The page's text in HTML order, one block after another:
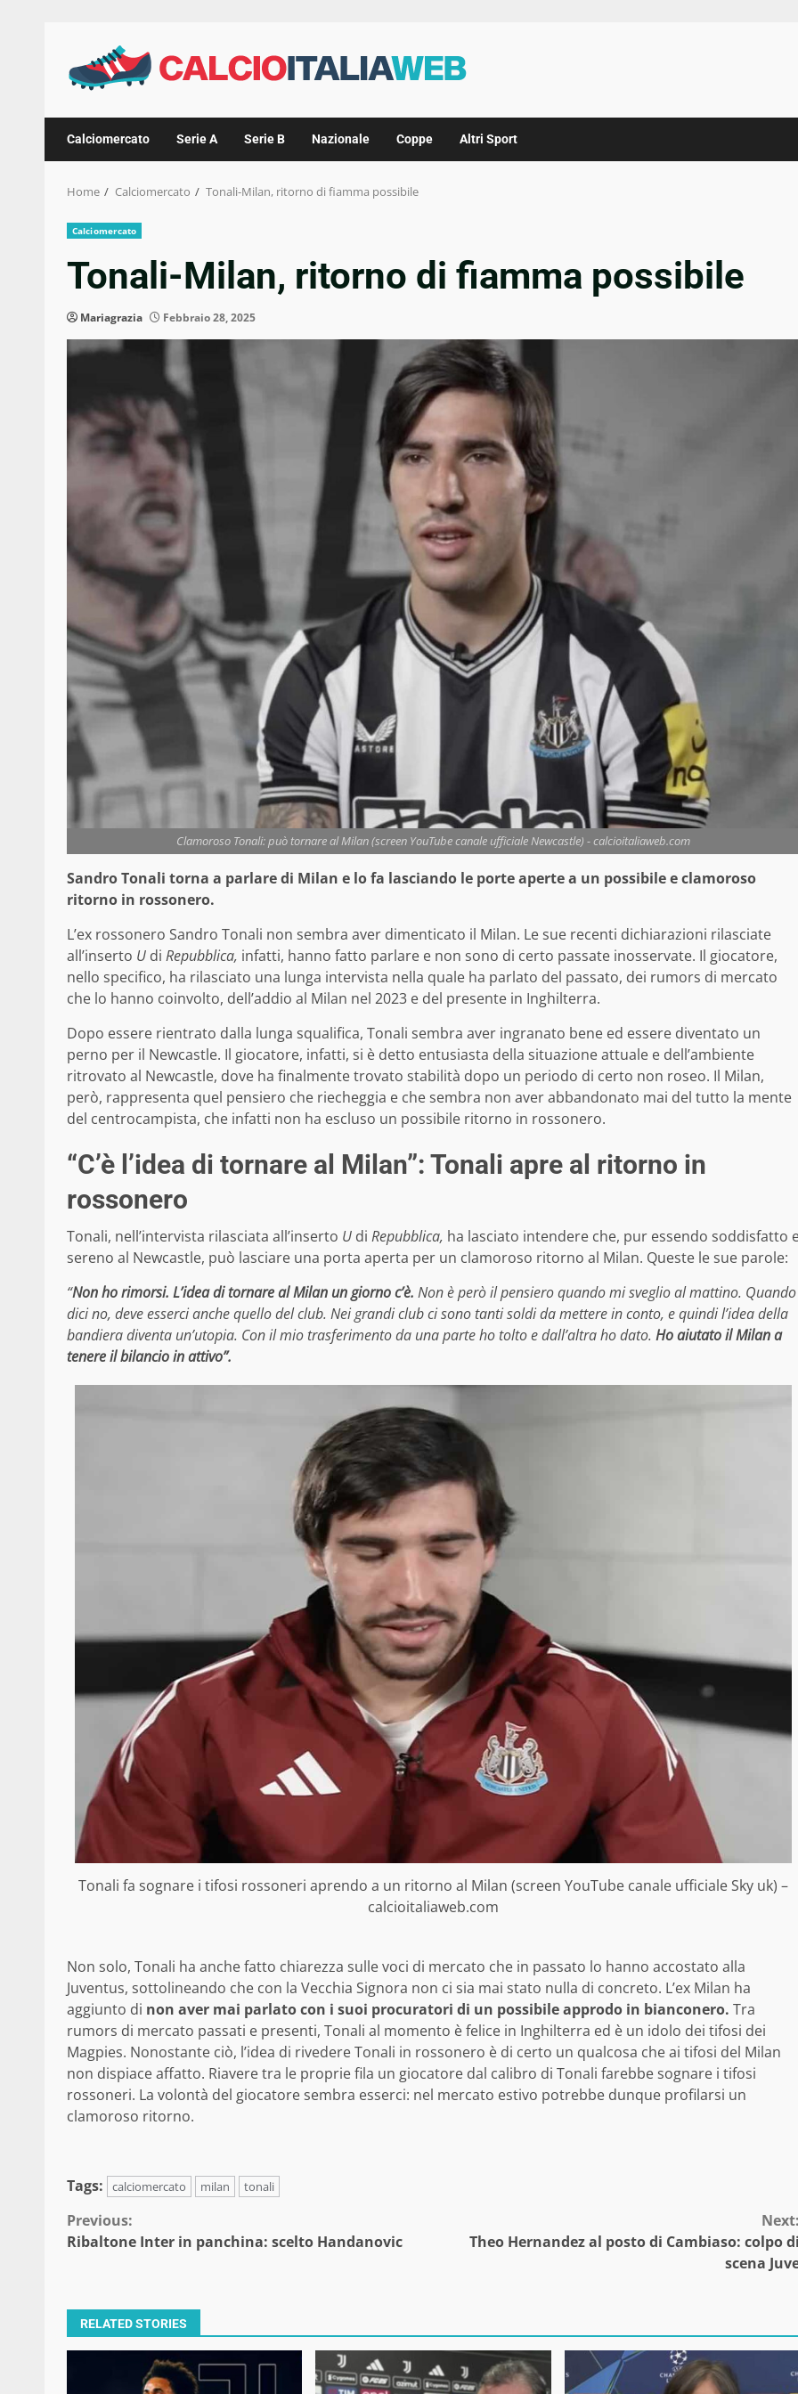
content
Calciomercato Serie A Serie B Nazionale Coppe Altri Sport
Home Calciomercato Tonali-Milan, ritorno di fiamma possibile
Calciomercato
Tonali-Milan, ritorno di fiamma possibile
Mariagrazia Febbraio 28, 2025
Clamoroso Tonali: può tornare al Milan (screen YouTube canale ufficiale Newcastle) - calcioitaliaweb.com
Sandro Tonali torna a parlare di Milan e lo fa lasciando le porte aperte a un possibile e clamoroso
ritorno in rossonero.
L’ex rossonero Sandro Tonali non sembra aver dimenticato il Milan. Le sue recenti dichiarazioni rilasciate
all’inserto U di Repubblica, infatti, hanno fatto parlare e non sono di certo passate inosservate. Il giocatore,
nello specifico, ha rilasciato una lunga intervista nella quale ha parlato del passato, dei rumors di mercato
che lo hanno coinvolto, dell’addio al Milan nel 2023 e del presente in Inghilterra.
Dopo essere rientrato dalla lunga squalifica, Tonali sembra aver ingranato bene ed essere diventato un
perno per il Newcastle. Il giocatore, infatti, si è detto entusiasta della situazione attuale e dell’ambiente
ritrovato al Newcastle, dove ha finalmente trovato stabilità dopo un periodo di certo non roseo. Il Milan,
però, rappresenta quel pensiero che riecheggia e che sembra non aver abbandonato mai del tutto la mente
del centrocampista, che infatti non ha escluso un possibile ritorno in rossonero.
“C’è l’idea di tornare al Milan”: Tonali apre al ritorno in
rossonero
Tonali, nell’intervista rilasciata all’inserto U di Repubblica, ha lasciato intendere che, pur essendo soddisfatto
sereno al Newcastle, può lasciare una porta aperta per un clamoroso ritorno al Milan. Queste le sue parole:
“Non ho rimorsi. L’idea di tornare al Milan un giorno c’è. Non è però il pensiero quando mi sveglio al mattino. Quando
dici no, deve esserci anche quello del club. Nei grandi club ci sono tanti soldi da mettere in conto, e quindi l’idea della
bandiera diventa un’utopia. Con il mio trasferimento da una parte ho tolto e dall’altra ho dato. Ho aiutato il Milan a
tenere il bilancio in attivo”.
Tonali fa sognare i tifosi rossoneri aprendo a un ritorno al Milan (screen YouTube canale ufficiale Sky uk) –
calcioitaliaweb.com
Non solo, Tonali ha anche fatto chiarezza sulle voci di mercato che in passato lo hanno accostato alla
Juventus, sottolineando che con la Vecchia Signora non ci sia mai stato nulla di concreto. L’ex Milan ha
aggiunto di non aver mai parlato con i suoi procuratori di un possibile approdo in bianconero. Tra
rumors di mercato passati e presenti, Tonali al momento è felice in Inghilterra ed è un idolo dei tifosi dei
Magpies. Nonostante ciò, l’idea di rivedere Tonali in rossonero è di certo un qualcosa che ai tifosi del Milan
non dispiace affatto. Riavere tra le proprie fila un giocatore dal calibro di Tonali farebbe sognare i tifosi
rossoneri. La volontà del giocatore sembra esserci: nel mercato estivo potrebbe dunque profilarsi un
clamoroso ritorno.
Tags: calciomercato milan tonali
Continue
Previous:
Ribaltone Inter in panchina: scelto Handanovic
Theo Hernandez al posto di Cambiaso: colpo
scena
RELATED STORIES